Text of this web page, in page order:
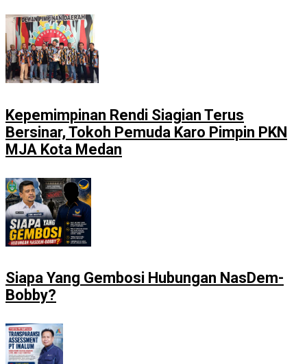
Kepemimpinan Rendi Siagian Terus
Bersinar, Tokoh Pemuda Karo Pimpin PKN
MJA Kota Medan
Siapa Yang Gembosi Hubungan NasDem-
Bobby?